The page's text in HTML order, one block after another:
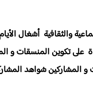
والثقافية أشغال الأيام
على تكوين المنسقات و
المشاركين شواهد